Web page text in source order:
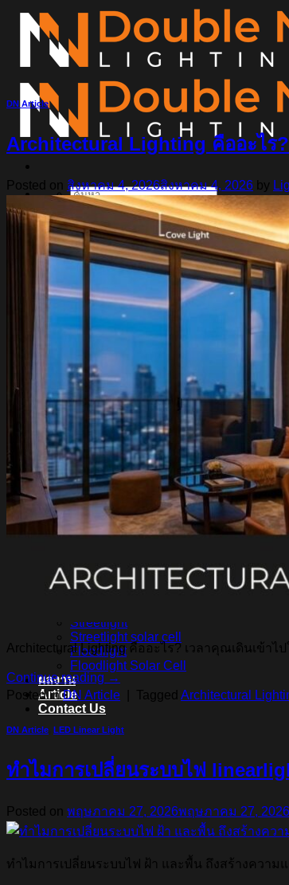
ข้าม
ค้นหา:
Home
Magnetic Light
Track light
Downlight
DOWNLIGHT AR111
Downlight LED COB
DOWNLIGHT GU10 MR16 MR11
หลอดไฟ LED MEGAMAN
หลอดไฟ LED LAMPO
สินค้า Lighting
LED Linear
LED Ribbon
LED Neon Flex
Power Supply
LED Panel
LED Panel Light Office
Wall Light
Bollard
Step Light
Garden Light
LED Swimming Pool Light
Linear Wall Washer
Post Lamp
Streetlight
Streetlight solar cell
Floodlight
Floodlight Solar Cell
ผลงาน
Article
Contact Us
DN Article
Architectural Lighting คืออะไร?
Posted on สิงหาคม 4, 2026สิงหาคม 4, 2026 by
Architectural Lighting คืออะไร? เวลาคุณเดินเข้าไป
Continue reading →
Posted inDN Article Tagged Architectural
DN Article LED Linear Light
ทำไมการเปลี่ยนระบบไฟ
Posted on พฤษภาคม 27, 2026พฤษภาคม 27, 2026
ทำไมการเปลี่ยนระบบไฟ ฝ้า และพื้น ถึงสร้างความ